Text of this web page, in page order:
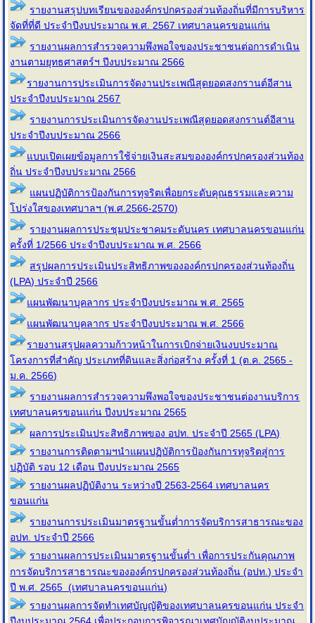
รายงานสรุปบทเรียนขององค์กรปกครองส่วนท้องถิ่นที่มีการบริหาร
จัดที่ที่ดี ประจำปีงบประมาณ พ.ศ. 2567 เทศบาลนครขอนแก่น
รายงานผลการสำรวจความพึงพอใจของประชาชนต่อการดำเนิน
งานตามยุทธศาสตร์ฯ ปีงบประมาณ 2566
รายงานการประเมินการจัดงานประเพณีสุดยอดสงกรานต์อีสาน
ประจำปีงบประมาณ 2567
รายงานการประเมินการจัดงานประเพณีสุดยอดสงกรานต์อีสาน
ประจำปีงบประมาณ 2566
แบบเปิดเผยข้อมูลการใช้จ่ายเงินสะสมขององค์กรปกครองส่วนท้อง
ถิ่น ประจำปีงบประมาณ 2566
แผนปฏิบัติการป้องกันการทุจริตเพื่อยกระดับคุณธรรมและความ
โปร่งใสของเทศบาลฯ (พ.ศ.2566-2570)
รายงานผลการประชุมประชาคมระดับนคร เทศบาลนครขอนแก่น
ครั้งที่ 1/2566 ประจำปีงบประมาณ พ.ศ. 2566
สรุปผลการประเมินประสิทธิภาพขององค์กรปกครองส่วนท้องถิ่น
(LPA) ประจำปี 2566
แผนพัฒนาบุคลากร ประจำปีงบประมาณ พ.ศ. 2565
แผนพัฒนาบุคลากร ประจำปีงบประมาณ พ.ศ. 2566
รายงานสรุปผลความก้าวหน้าในการเบิกจ่ายเงินงบประมาณ
โครงการที่สำคัญ ประเภทที่ดินและสิ่งก่อสร้าง ครั้งที่ 1 (ต.ค. 2565 -
ม.ค. 2566)
รายงานผลการสำรวจความพึงพอใจของประชาชนต่องานบริการ
เทศบาลนครขอนแก่น ปีงบประมาณ 2565
ผลการประเมินประสิทธิภาพของ อปท. ประจำปี 2565 (LPA)
รายงานการติดตามฯนำแผนปฏิบัติการป้องกันการทุจริตสู่การ
ปฏิบัติ รอบ 12 เดือน ปีงบประมาณ 2565
รายงานผลปฏิบัติงาน ระหว่างปี 2563-2564 เทศบาลนคร
ขอนแก่น
รายงานการประเมินมาตรฐานขั้นต่ำการจัดบริการสาธารณะของ
อปท. ประจำปี 2566
รายงานผลการประเมินมาตรฐานขั้นต่ำ เพื่อการประกันคุณภาพ
การจัดบริการสาธารณะขององค์กรปกครองส่วนท้องถิ่น (อปท.) ประจำ
ปี พ.ศ. 2565 (เทศบาลนครขอนแก่น)
รายงานผลการจัดทำเทศบัญญัติของเทศบาลนครขอนแก่น ประจำ